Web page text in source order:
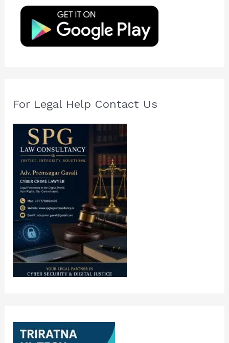
For Legal Help Contact Us